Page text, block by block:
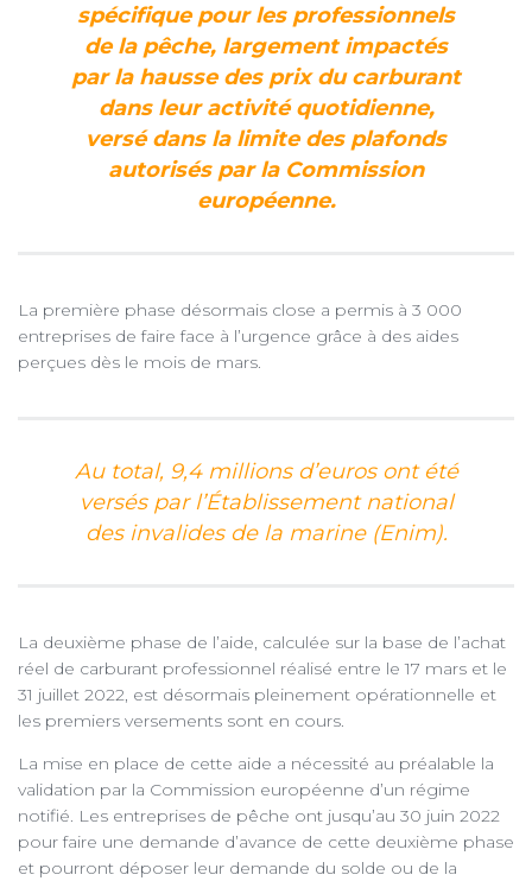
spécifique pour les professionnels
de la pêche, largement impactés
par la hausse des prix du carburant
dans leur activité quotidienne,
versé dans la limite des plafonds
autorisés par la Commission
européenne.
La première phase désormais close a permis à 3 000
entreprises de faire face à l’urgence grâce à des aides
perçues dès le mois de mars.
Au total, 9,4 millions d’euros ont été
versés par l’Établissement national
des invalides de la marine (Enim).
La deuxième phase de l’aide, calculée sur la base de l’achat
réel de carburant professionnel réalisé entre le 17 mars et le
31 juillet 2022, est désormais pleinement opérationnelle et
les premiers versements sont en cours.
La mise en place de cette aide a nécessité au préalable la
validation par la Commission européenne d’un régime
notifié. Les entreprises de pêche ont jusqu’au 30 juin 2022
pour faire une demande d’avance de cette deuxième phase
et pourront déposer leur demande du solde ou de la